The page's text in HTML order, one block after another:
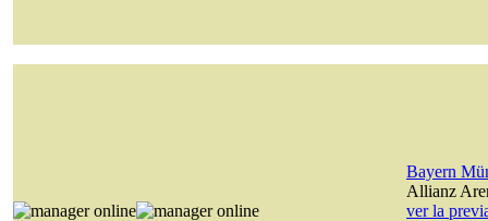
Bayern
Allianz
ver la